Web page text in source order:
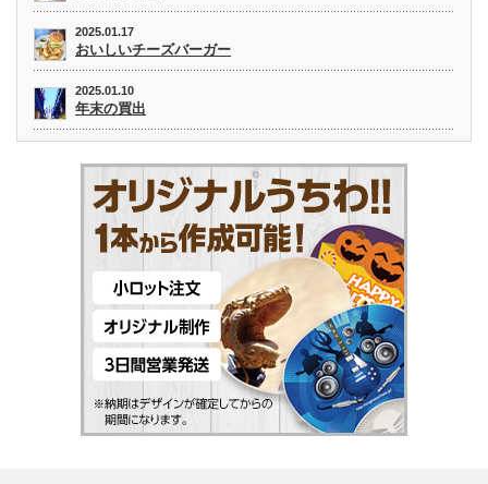
2025.01.17
おいしいチーズバーガー
2025.01.10
年末の買出